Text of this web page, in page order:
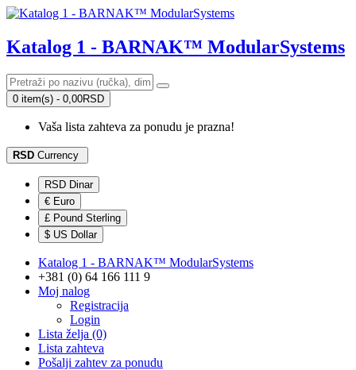
Katalog 1 - BARNAK™ ModularSystems
0 item(s) - 0,00RSD
Vaša lista zahteva za ponudu je prazna!
RSD Currency
RSD Dinar
€ Euro
£ Pound Sterling
$ US Dollar
Katalog 1 - BARNAK™ ModularSystems
+381 (0) 64 166 111 9
Moj nalog
Registracija
Login
Lista želja (0)
Lista zahteva
Pošalji zahtev za ponudu